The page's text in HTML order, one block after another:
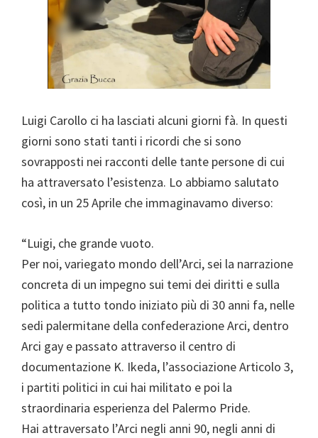
Luigi Carollo ci ha lasciati alcuni giorni fà. In questi
giorni sono stati tanti i ricordi che si sono
sovrapposti nei racconti delle tante persone di cui
ha attraversato l’esistenza. Lo abbiamo salutato
così, in un 25 Aprile che immaginavamo diverso:
“Luigi, che grande vuoto.
Per noi, variegato mondo dell’Arci, sei la narrazione
concreta di un impegno sui temi dei diritti e sulla
politica a tutto tondo iniziato più di 30 anni fa, nelle
sedi palermitane della confederazione Arci, dentro
Arci gay e passato attraverso il centro di
documentazione K. Ikeda, l’associazione Articolo 3,
i partiti politici in cui hai militato e poi la
straordinaria esperienza del Palermo Pride.
Hai attraversato l’Arci negli anni 90, negli anni di